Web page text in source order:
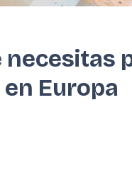
necesitas
Europa